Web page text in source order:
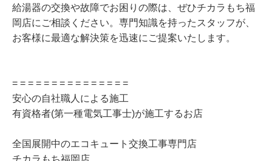
給湯器の交換や故障でお困りの際は、ぜひチカラもち福
岡店にご相談ください。専門知識を持ったスタッフが、
お客様に最適な解決策を迅速にご提案いたします。
= = = = = = = = = = = = = = =
安心の自社職人による施工
有資格者(第一種電気工事士)が施工するお店
全国展開中のエコキュート交換工事専門店